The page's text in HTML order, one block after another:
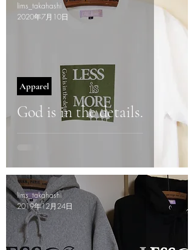
God is in the details.
Apparel
lims_takahashi
2020年7月10日
lims_takahashi
2019年12月24日